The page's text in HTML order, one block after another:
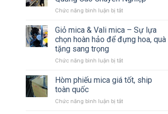
kế
&
công
Biển
Bạt,
Sự
Standee,
Sân
Chức năng bình luận bị tắtở
Công
Loại
Bảng
Cáo
Chuyên
Giỏ mica & Vali mica – Sự lựa
chọn hoàn hảo để đựng hoa, quà
tặng sang trọng
Chức năng bình luận bị tắtở
mica
mica
Hòm phiếu mica giá tốt, ship
toàn quốc
Chức năng bình luận bị tắtở